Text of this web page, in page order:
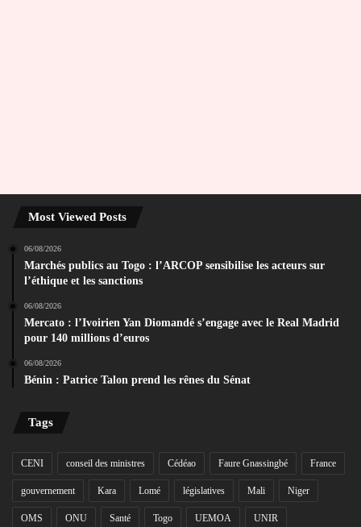
Most Viewed Posts
06/08/2026
Marchés publics au Togo : l’ARCOP sensibilise les acteurs sur
l’éthique et les sanctions
06/08/2026
Mercato : l’Ivoirien Yan Diomandé s’engage avec le Real Madrid
pour 140 millions d’euros
06/08/2026
Bénin : Patrice Talon prend les rênes du Sénat
Tags
CENI conseil des ministres Cédéao Faure Gnassingbé France
gouvernement Kara Lomé législatives Mali Niger
OMS ONU Santé Togo UEMOA UNIR